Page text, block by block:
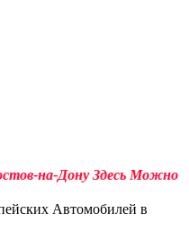
на-Дону Здесь Можно
Автомобилей в